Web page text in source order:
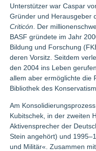
Unterstützer war Caspar
Gründer und Herausgeber
Criticón . Der
BASF gründete im Jahr
Bildung und Forschung
deren Vorsitz. Seitdem
den 2004 ins Leben
allem aber ermöglichte die
Bibliothek des
Am
Kubitschek, in der zweiten
Aktivensprecher der
Stein angehört) und
und Militär«. Zusammen